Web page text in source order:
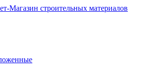
Магазин строительных материалов